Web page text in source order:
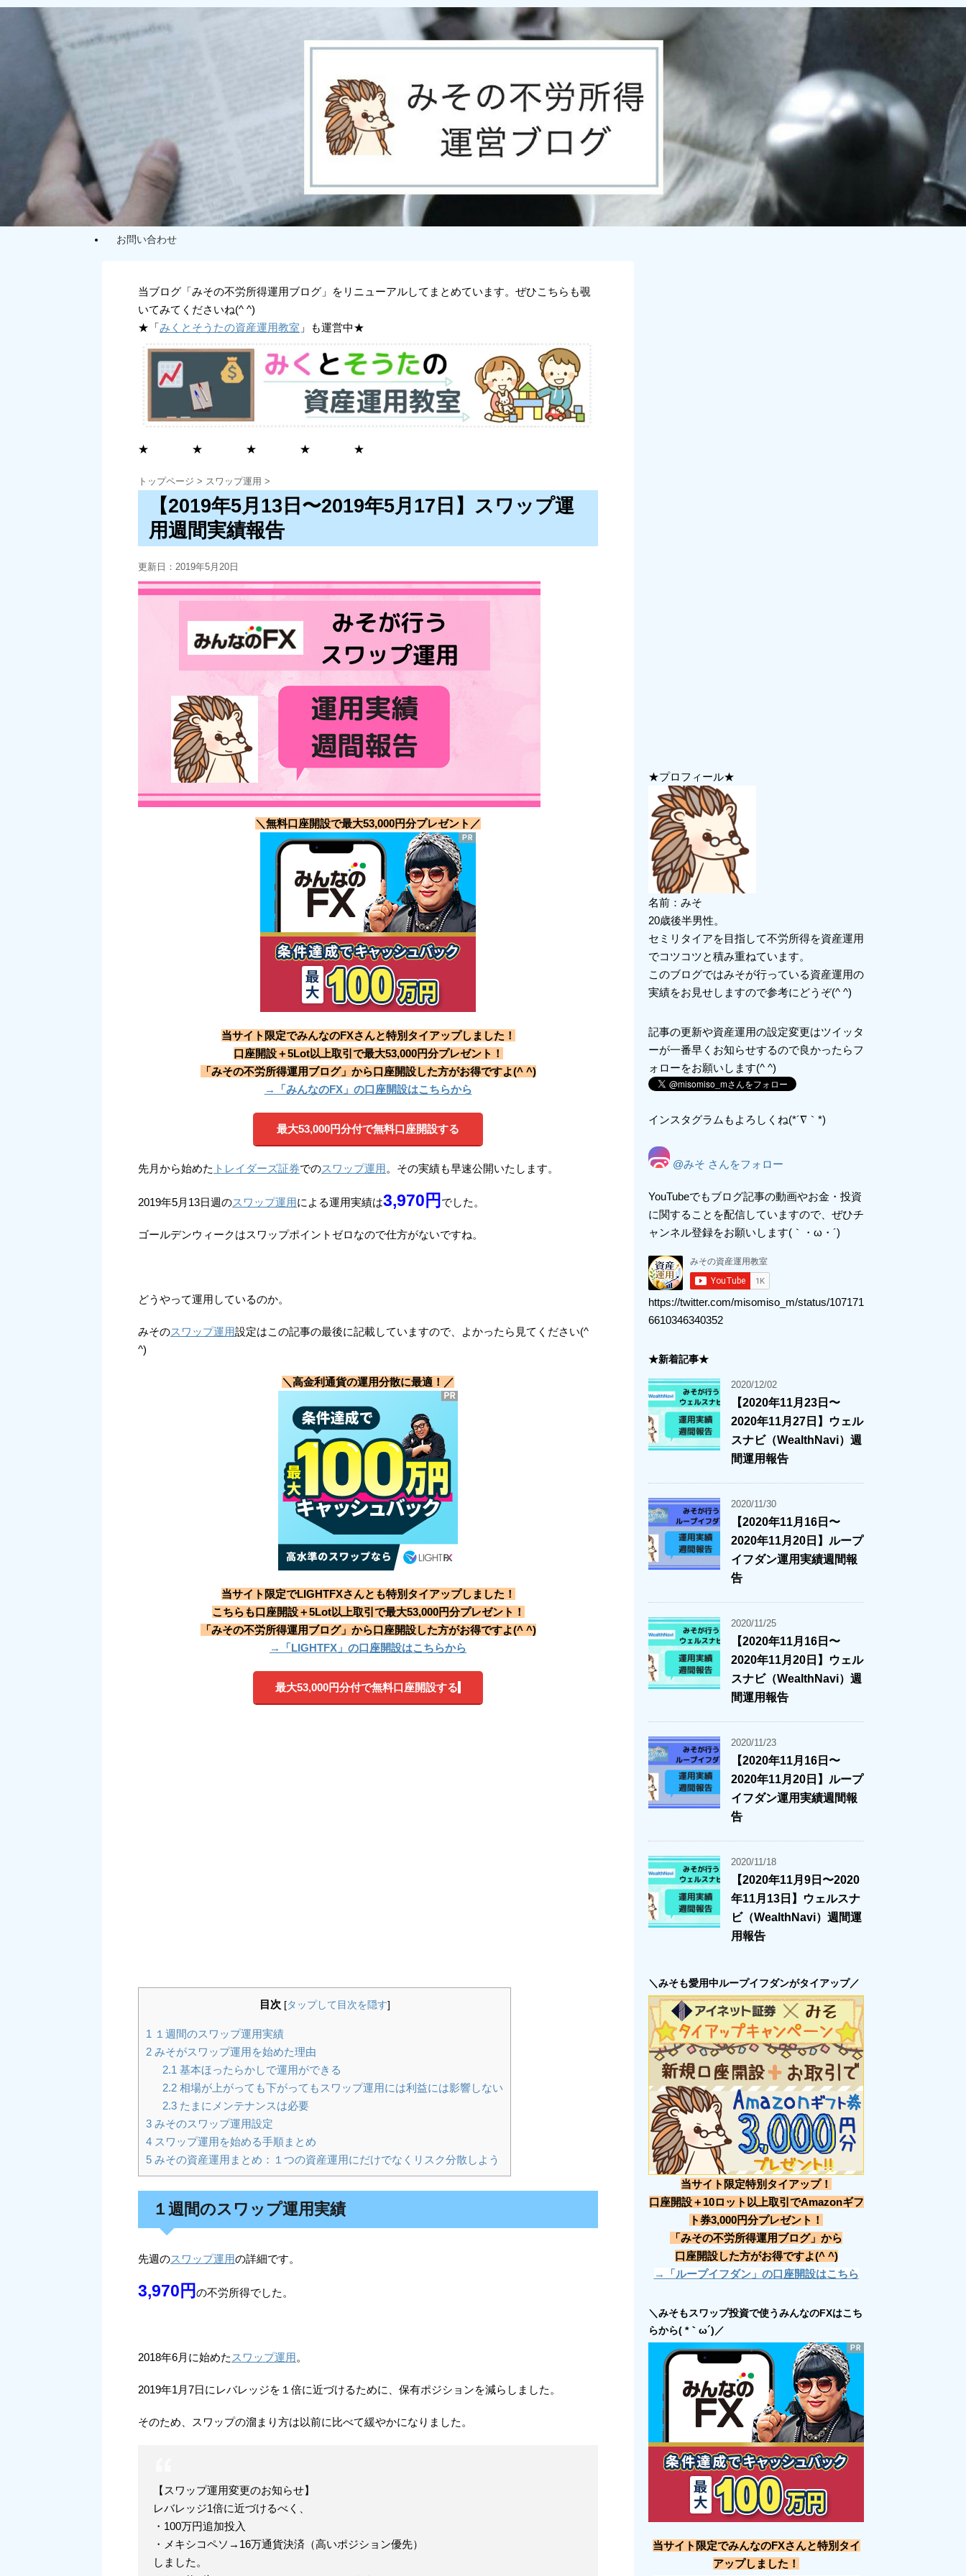
お問い合わせ
当ブログ「みその不労所得運用ブログ」をリニューアルしてまとめています。ぜひこちらも覗
いてみてくださいね(^ ^)
★「 みくとそうたの資産運用教室 」も運営中★
★ ★ ★ ★ ★
トップページ > スワップ運用 >
【2019年5月13日〜2019年5月17日】スワップ運
用週間実績報告
更新日： 2019年5月20日
＼無料口座開設で最大53,000円分プレゼント／
当サイト限定でみんなのFXさんと特別タイアップしました！
口座開設＋5Lot以上取引で最大53,000円分プレゼント！
「みその不労所得運用ブログ」から口座開設した方がお得ですよ(^ ^)
→「みんなのFX」の口座開設はこちらから
最大53,000円分付で無料口座開設する
先月から始めた トレイダーズ証券でのスワップ運用 。その実績も早速公開いたします。
2019年5月13日週のスワップ運用による運用実績は3,970 円 でした。
ゴールデンウィークはスワップポイントゼロなので仕方がないですね。
どうやって運用しているのか。
みそのスワップ運用設定はこの記事の最後に記載していますので、よかったら見てください(^
^)
＼高金利通貨の運用分散に最適！／
当サイト限定でLIGHTFXさんとも特別タイアップしました！
こちらも口座開設＋5Lot以上取引で最大53,000円分プレゼント！
「みその不労所得運用ブログ」から口座開設した方がお得ですよ(^ ^)
→「LIGHTFX」の口座開設はこちらから
最大53,000円分付で無料口座開設する
目次 [タップして目次を隠す]
1 １週間のスワップ運用実績
2 みそがスワップ運用を始めた理由
2.1 基本ほったらかしで運用ができる
2.2相場が上がっても下がってもスワップ運用には利益には影響しない
2.3たまにメンテナンスは必要
3 みそのスワップ運用設定
4 スワップ運用を始める手順まとめ
5 みその資産運用まとめ：１つの資産運用にだけでなくリスク分散しよう
１週間のスワップ運用実績
先週のスワップ運用の詳細です。
3,970円 の不労所得でした。
2018年6月に始めた スワップ運用 。
2019年1月7日にレバレッジを１倍に近づけるために、保有ポジションを減らしました。
そのため、スワップの溜まり方は以前に比べて緩やかになりました。
【スワップ運用変更のお知らせ】
レバレッジ1倍に近づけるべく、
・100万円追加投入
・メキシコペソ→16万通貨決済（高いポジション優先）
しました。
★プロフィール★
名前：みそ
20歳後半男性。
セミリタイアを目指して不労所得を資産運用
でコツコツと積み重ねています。
このブログではみそが行っている資産運用の
実績をお見せしますので参考にどうぞ(^ ^)
記事の更新や資産運用の設定変更はツイッタ
ーが一番早くお知らせするので良かったらフ
ォローをお願いします(^ ^)
インスタグラムもよろしくね(*´∇｀*)
@みそ さんをフォロー
YouTubeでもブログ記事の動画やお金・投資
に関することを配信していますので、ぜひチ
ャンネル登録をお願いします(｀・ω・´)
https://twitter.com/misomiso_m/status/107171
6610346340352
★新着記事★
2020/12/02
【2020年11月23日〜
2020年11月27日】ウェル
スナビ（WealthNavi）週
間運用報告
2020/11/30
【2020年11月16日〜
2020年11月20日】ループ
イフダン運用実績週間報
告
2020/11/25
【2020年11月16日〜
2020年11月20日】ウェル
スナビ（WealthNavi）週
間運用報告
2020/11/23
【2020年11月16日〜
2020年11月20日】ループ
イフダン運用実績週間報
告
2020/11/18
【2020年11月9日〜2020
年11月13日】ウェルスナ
ビ（WealthNavi）週間運
用報告
＼みそも愛用中ループイフダンがタイアップ／
当サイト限定特別タイアップ！
口座開設＋10ロット以上取引でAmazonギフ
ト券3,000円分プレゼント！
「みその不労所得運用ブログ」から
口座開設した方がお得ですよ(^ ^)
→「ループイフダン」の口座開設はこちら
＼みそもスワップ投資で使うみんなのFXはこち
らから( *｀ω´)／
当サイト限定でみんなのFXさんと特別タイ
アップしました！